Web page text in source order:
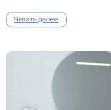
Читать далее